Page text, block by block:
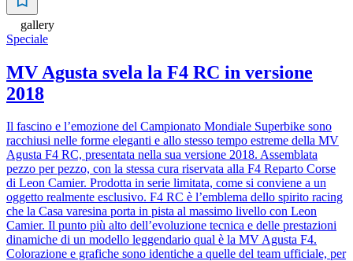
gallery
Speciale
MV Agusta svela la F4 RC in versione
2018
Il fascino e l’emozione del Campionato Mondiale Superbike sono
racchiusi nelle forme eleganti e allo stesso tempo estreme della MV
Agusta F4 RC, presentata nella sua versione 2018. Assemblata
pezzo per pezzo, con la stessa cura riservata alla F4 Reparto Corse
di Leon Camier. Prodotta in serie limitata, come si conviene a un
oggetto realmente esclusivo. F4 RC è l’emblema dello spirito racing
che la Casa varesina porta in pista al massimo livello con Leon
Camier. Il punto più alto dell’evoluzione tecnica e delle prestazioni
dinamiche di un modello leggendario qual è la MV Agusta F4.
Colorazione e grafiche sono identiche a quelle del team ufficiale, per